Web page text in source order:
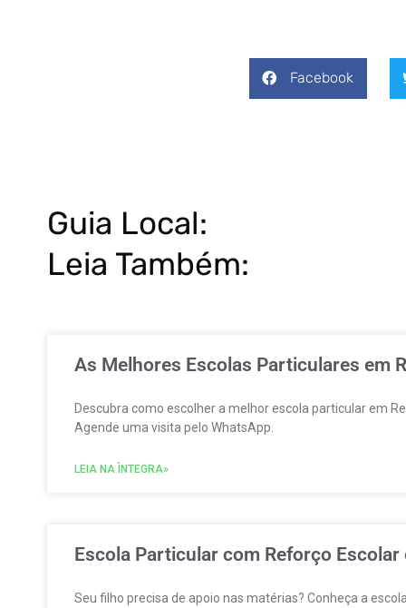
Facebook
Guia Local:
Leia Também:
As Melhores Escolas Particulares em
Descubra como escolher a melhor escola particular em
Agende uma visita pelo WhatsApp.
LEIA NA ÌNTEGRA»
Escola Particular com Reforço
Seu filho precisa de apoio nas matérias? Conheça a